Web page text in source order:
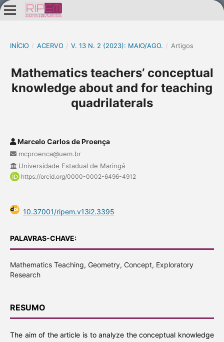
INÍCIO / ACERVO / V. 13 N. 2 (2023): MAIO/AGO. / Artigos
Mathematics teachers’ conceptual
knowledge about and for teaching
quadrilaterals
Marcelo Carlos de Proença
mcproenca@uem.br
Universidade Estadual de Maringá
https://orcid.org/0000-0002-6496-4912
10.37001/ripem.v13i2.3395
PALAVRAS-CHAVE:
Mathematics Teaching, Geometry, Concept, Exploratory
Research
RESUMO
The aim of the article is to analyze the conceptual knowledge